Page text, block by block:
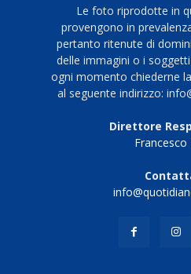
Le foto riprodotte in
provengono in
pertanto ritenute di
delle immagini o i
ogni momento chiederne
al seguente indirizzo:
Direttore
Francesco